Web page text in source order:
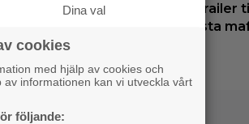
Ny trailer
visar upp nästa
Dina val
cookies
med hjälp av cookies och
informationen kan vi utveckla vårt
följande: